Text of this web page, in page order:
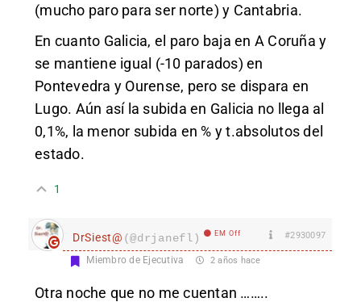
(mucho paro para ser norte) y Cantabria.
En cuanto Galicia, el paro baja en A Coruña y
se mantiene igual (-10 parados) en
Pontevedra y Ourense, pero se dispara en
Lugo. Aún así la subida en Galicia no llega al
0,1%, la menor subida en % y t.absolutos del
estado.
1
DrSiest@ (@drjanefl) EM Off #2930097
Miembro de Ejecutiva 2 años hace
Otra noche que no me cuentan ……..